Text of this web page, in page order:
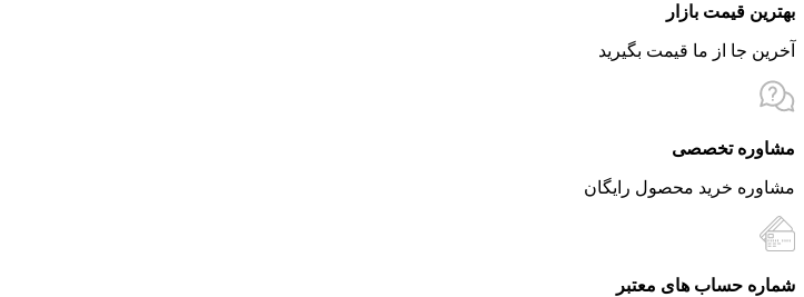
بهترین قیمت بازار
آخرین جا از ما قیمت بگیرید
مشاوره تخصصی
مشاوره خرید محصول رایگان
شماره حساب های معتبر